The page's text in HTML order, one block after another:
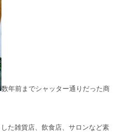
数年前までシャッター通りだった商
た雑貨店、飲食店、サロンなど素